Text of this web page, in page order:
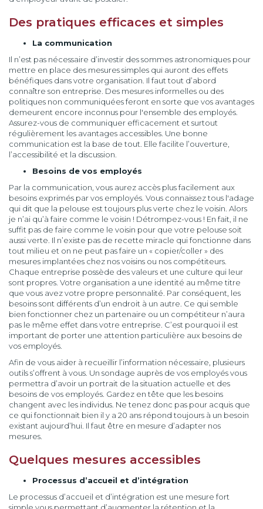
Des pratiques efficaces et simples
La communication
Il n’est pas nécessaire d’investir des sommes astronomiques pour
mettre en place des mesures simples qui auront des effets
bénéfiques dans votre organisation. Il faut tout d’abord
connaître son entreprise. Des mesures informelles ou des
politiques non communiquées feront en sorte que vos avantages
demeurent encore inconnus pour l'ensemble des employés.
Assurez-vous de communiquer efficacement et surtout
régulièrement les avantages accessibles. Une bonne
communication est la base de tout. Elle facilite l’ouverture,
l’accessibilité et la discussion.
Besoins de vos employés
Par la communication, vous aurez accès plus facilement aux
besoins exprimés par vos employés. Vous connaissez tous l'adage
qui dit que la pelouse est toujours plus verte chez le voisin. Alors
je n’ai qu’à faire comme le voisin ! Détrompez-vous ! En fait, il ne
suffit pas de faire comme le voisin pour que votre pelouse soit
aussi verte. Il n’existe pas de recette miracle qui fonctionne dans
tout milieu et on ne peut pas faire un « copier/coller » des
mesures implantées chez nos voisins ou nos compétiteurs.
Chaque entreprise possède des valeurs et une culture qui leur
sont propres. Votre organisation a une identité au même titre
que vous avez votre propre personnalité. Par conséquent, les
besoins sont différents d’un endroit à un autre. Ce qui semble
bien fonctionner chez un partenaire ou un compétiteur n’aura
pas le même effet dans votre entreprise. C’est pourquoi il est
important de porter une attention particulière aux besoins de
vos employés.
Afin de vous aider à recueillir l’information nécessaire, plusieurs
outils s’offrent à vous. Un sondage auprès de vos employés vous
permettra d’avoir un portrait de la situation actuelle et des
besoins de vos employés. Gardez en tête que les besoins
changent avec les individus. Ne tenez donc pas pour acquis que
ce qui fonctionnait bien il y a 20 ans répond toujours à un besoin
existant aujourd’hui. Il faut être en mesure d’adapter nos
mesures.
Quelques mesures accessibles
Processus d’accueil et d’intégration
Le processus d’accueil et d’intégration est une mesure fort